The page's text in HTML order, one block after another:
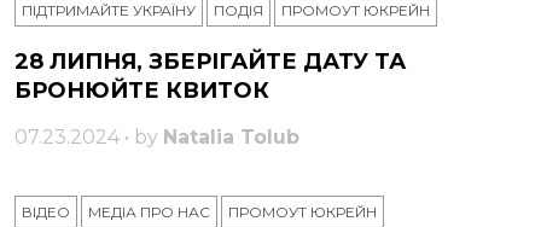
ПІДТРИМАЙТЕ УКРАЇНУ ПОДІЯ ПРОМОУТ ЮКРЕЙН
28 ЛИПНЯ, ЗБЕРІГАЙТЕ ДАТУ ТА
БРОНЮЙТЕ КВИТОК
07.23.2024 • by Natalia Tolub
ВІДЕО МЕДІА ПРО НАС ПРОМОУТ ЮКРЕЙН